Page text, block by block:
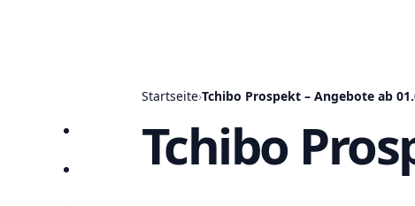
Startseite
Startseite›Tchibo Prospekt – Angebote ab
Tchibo